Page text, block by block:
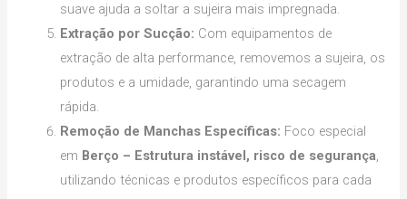
suave ajuda a soltar a sujeira mais impregnada.
Extração por Sucção: Com equipamentos de
extração de alta performance, removemos a sujeira, os
produtos e a umidade, garantindo uma secagem
rápida.
Remoção de Manchas Específicas: Foco especial
em Berço – Estrutura instável, risco de segurança,
utilizando técnicas e produtos específicos para cada